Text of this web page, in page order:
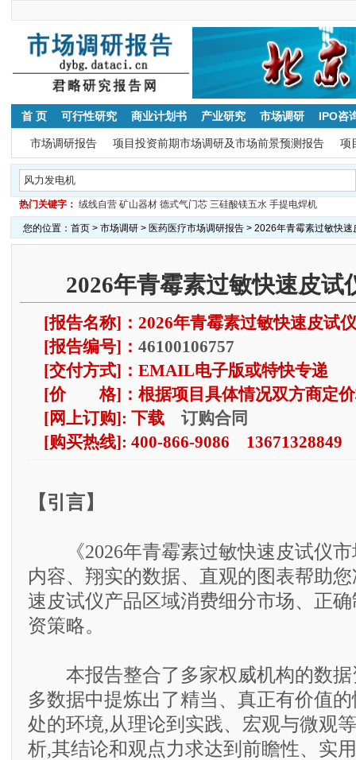
首 页 可行性研究 商业计划书 产业研究 市场调研 IPO咨
市场调研报告 项目投资前期市场调研及市场前景预测报告 项
热门关键字： 绒线自营 矿山器材 德式气门芯 三硅酸镁五水 手提电焊机
您的位置： 首页> 市场调研> 医药医疗市场调研报告> 2026年青霉素过敏快速
2026年青霉素过敏快速皮试
[报告名称]：2026年青霉素过敏快速皮试
[报告编号]： 46100106757
[交付方式]：EMAIL电子版或特快专递
[价 格]：根据项目具体情况双方商定
[网上订购]: 下载 订购合同
[购买热线]: 400-866-9086 13671328849
【引言】
《2026年青霉素过敏快速皮试仪市
内容、翔实的数据、直观的图表帮助
速皮试仪产品区域消费细分市场、正
资策略。
本报告整合了多家权威机构的数据
多数据中提炼出了精当、真正有价值
处的环境,从理论到实践、宏观与微观
析,其结论和观点力求达到前瞻性、实